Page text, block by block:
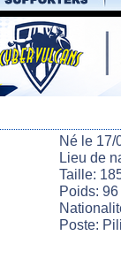
Né le 17/
Lieu de
Taille:
Poids:
Poste: